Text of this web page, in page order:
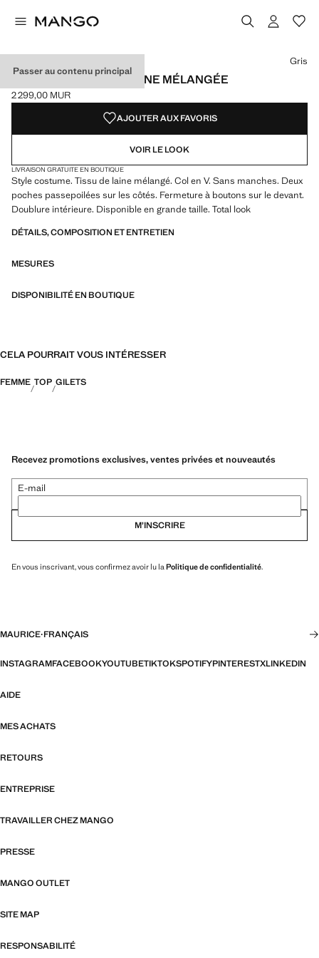
Passer au contenu principal
GILET DE COSTUME LAINE MÉLANGÉE
Prix actuel [2 299,00 MUR ]
2 299,00 MUR
Choisissez une couleur
Couleur Gris sélectionnée
Gris
AJOUTER AUX FAVORIS
VOIR LE LOOK
LIVRAISON GRATUITE EN BOUTIQUE
Style costume. Tissu de laine mélangé. Col en V. Sans manches. Deux
poches passepoilées sur les côtés. Fermeture à boutons sur le devant.
Doublure intérieure. Disponible en grande taille. Total look
DÉTAILS, COMPOSITION ET ENTRETIEN
MESURES
DISPONIBILITÉ EN BOUTIQUE
CELA POURRAIT VOUS INTÉRESSER
FEMME TOP GILETS
Recevez promotions exclusives, ventes privées et nouveautés
E-mail
M’INSCRIRE
En vous inscrivant, vous confirmez avoir lu la Politique de confidentialité.
MAURICE·FRANÇAIS
INSTAGRAMFACEBOOKYOUTUBETIKTOKSPOTIFYPINTERESTXLINKEDIN
AIDE
MES ACHATS
RETOURS
ENTREPRISE
TRAVAILLER CHEZ MANGO
PRESSE
MANGO OUTLET
SITE MAP
RESPONSABILITÉ